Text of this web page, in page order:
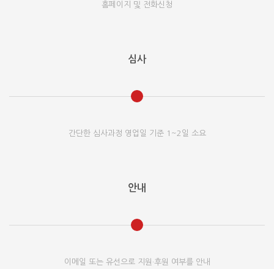
홈페이지 및 전화신청
심사
간단한 심사과정 영업일 기준 1~2일 소요
안내
이메일 또는 유선으로 지원·후원 여부를 안내